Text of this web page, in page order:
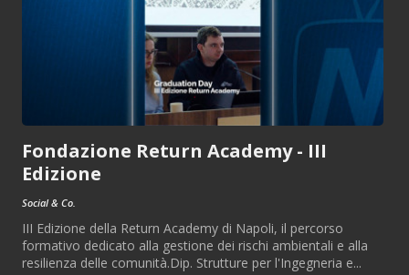
Fondazione Return Academy - III
Edizione
Social & Co.
III Edizione della Return Academy di Napoli, il percorso
formativo dedicato alla gestione dei rischi ambientali e alla
resilienza delle comunità.Dip. Strutture per l'Ingegneria e...